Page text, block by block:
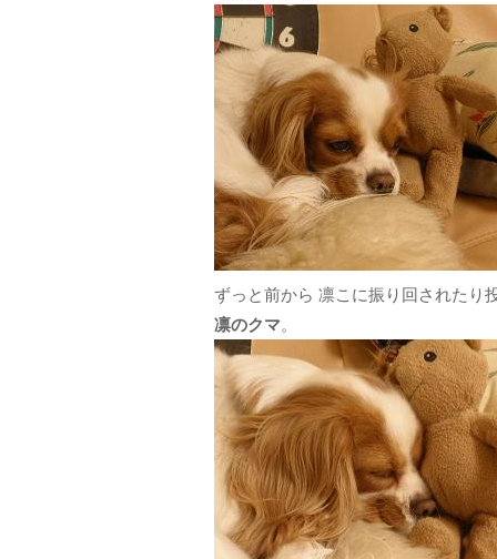
ずっと前から 凛こに振り回されたり
凛のクマ。